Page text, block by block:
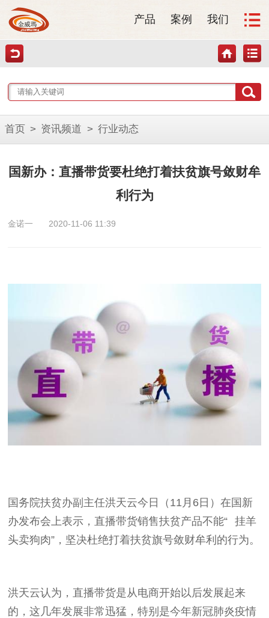
产品 案例 我们
首页 > 资讯频道 > 行业动态
国新办：直播带货要杜绝打着扶贫旗号敛财牟
利行为
金诺一 2020-11-06 11:39
国务院扶贫办副主任洪天云今日（ 11 月 6日）在国新
办发布会上表示，直播带货销售扶贫产品不能“ 挂羊
头卖狗肉” ，坚决杜绝打着扶贫旗号敛财牟利的行为。
洪天云认为，直播带货是从电商开始以后发展起来
的，这几年发展非常迅猛，特别是今年新冠肺炎疫情